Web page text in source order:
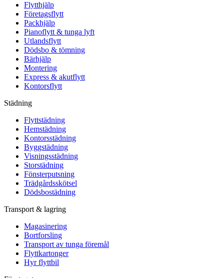
Flytthjälp
Företagsflytt
Packhjälp
Pianoflytt & tunga lyft
Utlandsflytt
Dödsbo & tömning
Bärhjälp
Montering
Express & akutflytt
Kontorsflytt
Städning
Flyttstädning
Hemstädning
Kontorsstädning
Byggstädning
Visningsstädning
Storstädning
Fönsterputsning
Trädgårdsskötsel
Dödsbostädning
Transport & lagring
Magasinering
Bortforsling
Transport av tunga föremål
Flyttkartonger
Hyr flyttbil